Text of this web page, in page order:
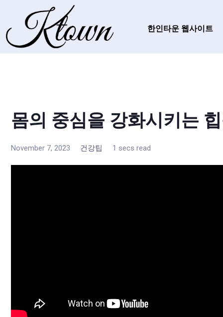
한인타운 웹사이트
몸의 중심을 강화시키는
November 7, 2023 건강팁 1 secs read